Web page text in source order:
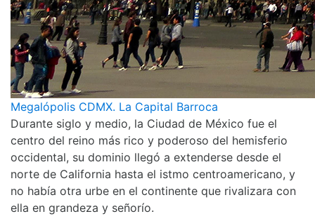
Megalópolis CDMX. La Capital Barroca
Durante siglo y medio, la Ciudad de México fue el
centro del reino más rico y poderoso del hemisferio
occidental, su dominio llegó a extenderse desde el
norte de California hasta el istmo centroamericano, y
no había otra urbe en el continente que rivalizara con
ella en grandeza y señorío.